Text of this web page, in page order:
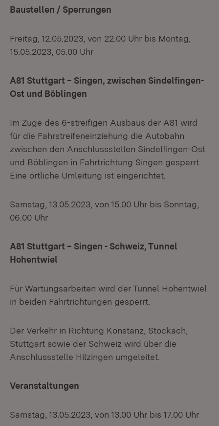
Baustellen / Sperrungen
Freitag, 12.05.2023, von 22.00 Uhr bis Montag,
15.05.2023, 05.00 Uhr
A81 Stuttgart – Singen, zwischen Sindelfingen-
Ost und Böblingen
Im Zuge des 6-streifigen Ausbaus der A81 wird
für die Fahrstreifeneinziehung die Autobahn
zwischen den Anschlussstellen Sindelfingen-Ost
und Böblingen in Fahrtrichtung Singen gesperrt.
Eine örtliche Umleitung ist eingerichtet.
Samstag, 13.05.2023, von 15.00 Uhr bis Sonntag,
06.00 Uhr
A81 Stuttgart – Singen - Schweiz, Tunnel
Hohentwiel
Für Wartungsarbeiten wird der Tunnel Hohentwiel
in beiden Fahrtrichtungen gesperrt.
Der Verkehr in Richtung Konstanz, Stockach,
Stuttgart sowie der Schweiz wird über die
Anschlussstelle Hilzingen umgeleitet.
Veranstaltungen
Samstag, 13.05.2023, von 13.00 Uhr bis 17.00 Uhr